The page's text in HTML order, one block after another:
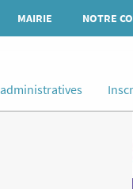
MAIRIE NOTRE